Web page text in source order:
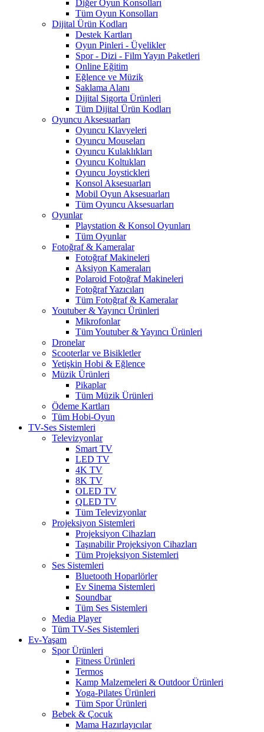
Diğer Oyun Konsolları
Tüm Oyun Konsolları
Dijital Ürün Kodları
Destek Kartları
Oyun Pinleri - Üyelikler
Spor - Dizi - Film Yayın Paketleri
Online Eğitim
Eğlence ve Müzik
Saklama Alanı
Dijital Sigorta Ürünleri
Tüm Dijital Ürün Kodları
Oyuncu Aksesuarları
Oyuncu Klavyeleri
Oyuncu Mouseları
Oyuncu Kulaklıkları
Oyuncu Koltukları
Oyuncu Joystickleri
Konsol Aksesuarları
Mobil Oyun Aksesuarları
Tüm Oyuncu Aksesuarları
Oyunlar
Playstation & Konsol Oyunları
Tüm Oyunlar
Fotoğraf & Kameralar
Fotoğraf Makineleri
Aksiyon Kameraları
Polaroid Fotoğraf Makineleri
Fotoğraf Yazıcıları
Tüm Fotoğraf & Kameralar
Youtuber & Yayıncı Ürünleri
Mikrofonlar
Tüm Youtuber & Yayıncı Ürünleri
Dronelar
Scooterlar ve Bisikletler
Yetişkin Hobi & Eğlence
Müzik Ürünleri
Pikaplar
Tüm Müzik Ürünleri
Ödeme Kartları
Tüm Hobi-Oyun
TV-Ses Sistemleri
Televizyonlar
Smart TV
LED TV
4K TV
8K TV
OLED TV
QLED TV
Tüm Televizyonlar
Projeksiyon Sistemleri
Projeksiyon Cihazları
Taşınabilir Projeksiyon Cihazları
Tüm Projeksiyon Sistemleri
Ses Sistemleri
Bluetooth Hoparlörler
Ev Sinema Sistemleri
Soundbar
Tüm Ses Sistemleri
Media Player
Tüm TV-Ses Sistemleri
Ev-Yaşam
Spor Ürünleri
Fitness Ürünleri
Termos
Kamp Malzemeleri & Outdoor Ürünleri
Yoga-Pilates Ürünleri
Tüm Spor Ürünleri
Bebek & Çocuk
Mama Hazırlayıcılar